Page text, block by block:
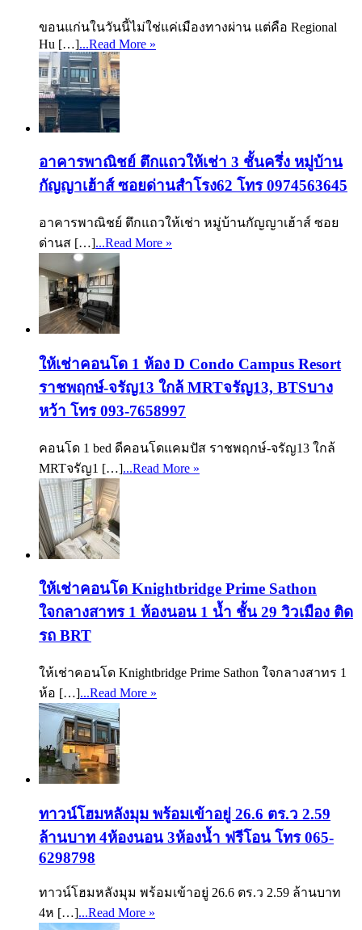
ขอนแก่นในวันนี้ไม่ใช่แค่เมืองทางผ่าน แต่คือ Regional
Hu […]...Read More »
อาคารพาณิชย์ ตึกแถวให้เช่า 3 ชั้นครึ่ง หมู่บ้าน
กัญญาเฮ้าส์ ซอยด่านสำโรง62 โทร 0974563645
อาคารพาณิชย์ ตึกแถวให้เช่า หมู่บ้านกัญญาเฮ้าส์ ซอย
ด่านส […]...Read More »
ให้เช่าคอนโด 1 ห้อง D Condo Campus Resort
ราชพฤกษ์-จรัญ13 ใกล้ MRTจรัญ13, BTSบาง
หว้า โทร 093-7658997
คอนโด 1 bed ดีคอนโดแคมปัส ราชพฤกษ์-จรัญ13 ใกล้
MRTจรัญ1 […]...Read More »
ให้เช่าคอนโด Knightbridge Prime Sathon
ใจกลางสาทร 1 ห้องนอน 1 น้ำ ชั้น 29 วิวเมือง ติด
รถ BRT
ให้เช่าคอนโด Knightbridge Prime Sathon ใจกลางสาทร 1
ห้อ […]...Read More »
ทาวน์โฮมหลังมุม พร้อมเข้าอยู่ 26.6 ตร.ว 2.59
ล้านบาท 4ห้องนอน 3ห้องน้ำ ฟรีโอน โทร 065-
6298798
ทาวน์โฮมหลังมุม พร้อมเข้าอยู่ 26.6 ตร.ว 2.59 ล้านบาท
4ห […]...Read More »